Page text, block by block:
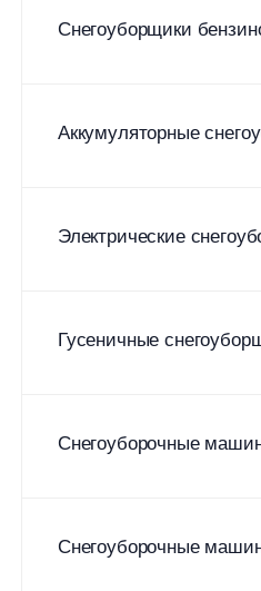
Снегоуборщики
Аккумуляторные
Электрические
Гусеничные
Снегоуборочные
Снегоуборочные